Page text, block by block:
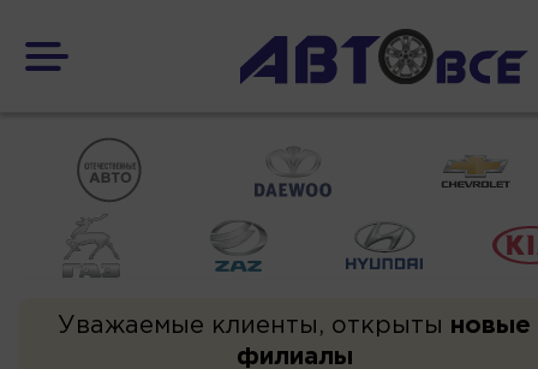
Уважаемые клиенты, открыты новые
филиалы